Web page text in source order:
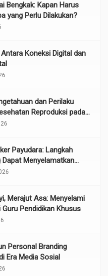
Bengkak: Kapan Harus
yang Perlu Dilakukan?
Koneksi Digital dan
dan Perilaku
Reproduksi pada
dan Konseling di
Payudara: Langkah
Dapat Menyelamatkan
Merajut Asa: Menyelami
Pendidikan Khusus
Personal Branding
Era Media Sosial